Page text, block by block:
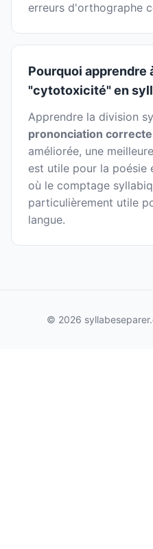
erreurs d'orthographe
Pourquoi apprendre
"cytotoxicité" en
Apprendre la division
prononciation correcte
améliorée, une
est utile pour la poésie
où le comptage
particulièrement utile
langue.
© 2026